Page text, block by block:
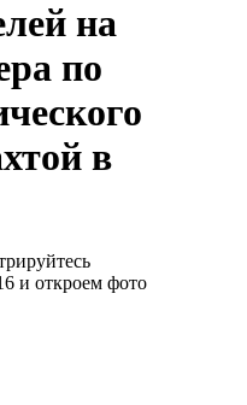
на
по
в
и откроем фото